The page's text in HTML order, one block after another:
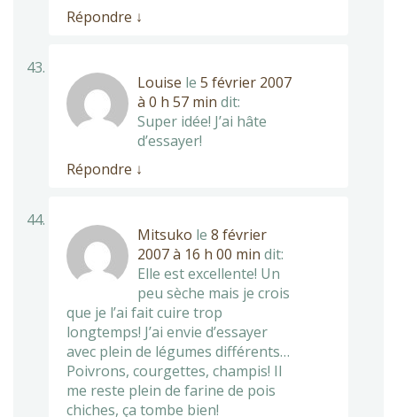
Répondre ↓
Louise le 5 février 2007
à 0 h 57 min dit:
Super idée! J’ai hâte
d’essayer!
Répondre ↓
Mitsuko le 8 février
2007 à 16 h 00 min dit:
Elle est excellente! Un
peu sèche mais je crois
que je l’ai fait cuire trop
longtemps! J’ai envie d’essayer
avec plein de légumes différents…
Poivrons, courgettes, champis! Il
me reste plein de farine de pois
chiches, ça tombe bien!